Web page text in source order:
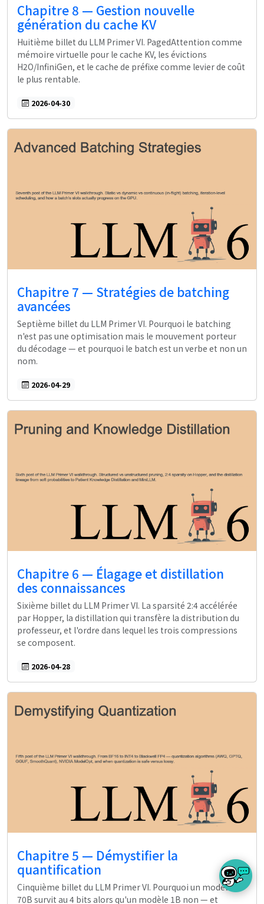
Chapitre 8 — Gestion nouvelle
génération du cache KV
Huitième billet du LLM Primer VI. PagedAttention comme
mémoire virtuelle pour le cache KV, les évictions
H2O/InfiniGen, et le cache de préfixe comme levier de coût
le plus rentable.
2026-04-30
Chapitre 7 — Stratégies de batching
avancées
Septième billet du LLM Primer VI. Pourquoi le batching
n'est pas une optimisation mais le mouvement porteur
du décodage — et pourquoi le batch est un verbe et non un
nom.
2026-04-29
Chapitre 6 — Élagage et distillation
des connaissances
Sixième billet du LLM Primer VI. La sparsité 2:4 accélérée
par Hopper, la distillation qui transfère la distribution du
professeur, et l'ordre dans lequel les trois compressions
se composent.
2026-04-28
Chapitre 5 — Démystifier la
quantification
Cinquième billet du LLM Primer VI. Pourquoi un modèle
70B survit au 4 bits alors qu'un modèle 1B non — et